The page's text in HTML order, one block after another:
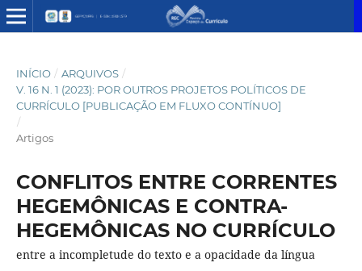
INÍCIO / ARQUIVOS /
V. 16 N. 1 (2023): POR OUTROS PROJETOS POLÍTICOS DE
CURRÍCULO [PUBLICAÇÃO EM FLUXO CONTÍNUO]
/
Artigos
CONFLITOS ENTRE CORRENTES
HEGEMÔNICAS E CONTRA-
HEGEMÔNICAS NO CURRÍCULO
entre a incompletude do texto e a opacidade da língua